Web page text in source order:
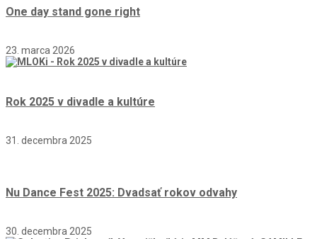
One day stand gone right
23. marca 2026
Rok 2025 v divadle a kultúre
31. decembra 2025
Nu Dance Fest 2025: Dvadsať rokov odvahy
30. decembra 2025